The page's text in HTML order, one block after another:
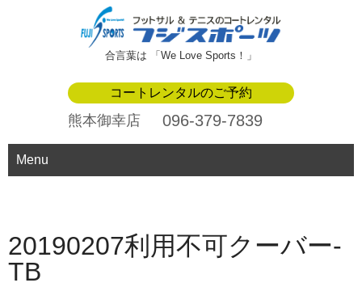
合言葉は 「We Love Sports！」
コートレンタルのご予約
熊本御幸店 096-379-7839
Menu
20190207利用不可クーバー-
TB